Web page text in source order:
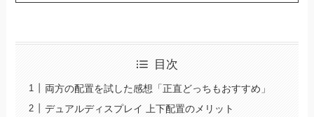
目次
両方の配置を試した感想「正直どっちもおすすめ」
デュアルディスプレイ 上下配置のメリット